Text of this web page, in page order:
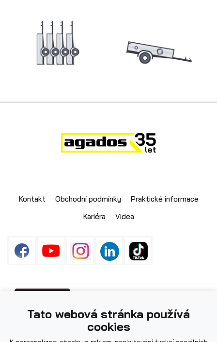
Skladové přívěsy
Kontakt Obchodní podmínky
Praktické informace
Kariéra
Videa
ilustrační.
Tato webová stránka používá
cookies